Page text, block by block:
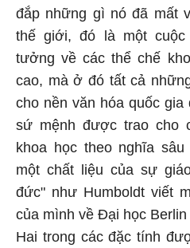
đắp những gì nó đã mất
thế giới, đó là một
tưởng về các thể chế
cao, mà ở đó tất cả
cho nền văn hóa quốc
sứ mệnh được trao cho
khoa học theo nghĩa
một chất liệu của sự
đức" như Humboldt viết
của mình về Đại học Berlin
Hai trong các đặc tính